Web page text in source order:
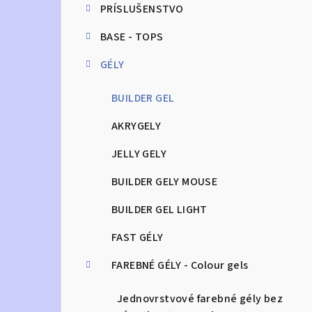
PRÍSLUŠENSTVO
BASE - TOPS
GÉLY
BUILDER GEL
AKRYGELY
JELLY GELY
BUILDER GELY MOUSE
BUILDER GEL LIGHT
FAST GÉLY
FAREBNÉ GÉLY - Colour gels
Jednovrstvové farebné gély bez